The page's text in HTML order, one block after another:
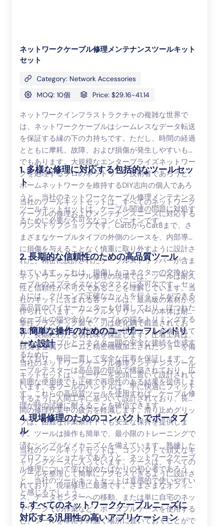
ネットワークケーブル修理メンテナンスツールキット
セット
Category: Network Accessories
MOQ: 10個
Price: $29.16-41.14
ネットワークインフラストラクチャの複雑な世界で
は、ネットワークケーブルはシームレスなデータ転送
を保証する縁の下の力持ちです。ただし、時間の経過
とともに摩耗、故障、および損傷が発生しやすいもの
でもあります。大規模なエンタープライズネットワー
クを処理するプロのネットワーク技術者であろうと、
ホームネットワークを維持するDIY志向の個人であろ
うと、当社のネットワークケーブル修理メンテナンス
ツールキットセットは、ケーブル関連の問題に対処す
るために必要な不可欠なコンパニオンです。
1. 多様な修理に対応する包括的なツールセッ
ト
当社のツールキットセットは、すべてのネットワーク
ケーブルの修理およびメンテナンスニーズに対応する
ワンストップショップです。Cat5からCat8まで、さ
まざまなケーブルタイプの外側のシースを、内部導体
に損傷を与えることなく慎重に取り外すように設計さ
れた、精密に設計されたケーブルストリッパーが含ま
れています。これは、損傷したコネクターの交換やケ
ーブルのスプライスなどのタスクに不可欠です。セッ
トには、クリーンで正確なカットを行うことができる
高品質のワイヤーカッターも付属しており、ほつれた
ケーブルの端や余分なケーブルの端をトリミングする
際に不可欠です。信頼性の高い圧着ツールが含まれて
おり、ケーブルとコネクター間の安全な接続を作成す
るために
2. 長期的な信頼性のための高品質ツール
ネットワークケーブル修理の現場では、ツールは耐久
性と信頼性が不可欠であることを理解しています。当
社のキットに含まれる各ツールは、最高級の素材から
作られています。ケーブルストリッパーの本体は耐衝
撃性プラスチック製で、刃は硬化鋼で鍛造されてお
り、長期にわたる切れ味を保証します。圧着工具は、
頑丈な金属フレームと精密機械加工されたジョーを備
えており、毎回一貫して安全な圧着を保証します。ケ
ーブルテスターは高品質の部品で構築されており、広
範囲な使用後でも正確で再現性のある結果を提供しま
す。これらの高品質ツールを使用すれば、ケーブル修
理が時の試練に耐えることを確信できます。
3. 簡単な操作のためのユーザーフレンドリ
ーな設計
当社のネットワークケーブル修理メンテナンスツール
キットセットは、ユーザーを念頭に置いて設計されて
います。各ツールのハンドルは、手に快適にフィット
するように人間工学に基づいて設計されており、長時
間の修理作業中の疲労を軽減します。滑り止めグリッ
プは、困難な作業条件下でも安全な保持を提供しま
す。ツールは操作も簡単で、最小限のトレーニングで
済むシンプルなメカニズムを備えています。熟練した
プロフェッショナルであろうと、ネットワークケーブ
ル修理について学び始めたばかりの初心者であろう
と、当社のツールキットセットは直感的で使いやすい
と感じるでしょう。
4. 現場修理のためのコンパクトでポータブ
ル
当社のツールキットセットは、コンパクトで頑丈なキ
ャリングケースに入っています。ケースは、すべての
ツールを整理して簡単にアクセスできるように設計さ
れており、現場修理に最適です。さまざまなオフィ
ス、データセンターへの移動、または単に自宅のネッ
トワークでの作業など、ポータブルケースを使用する
と、ツールを常に手の届く場所に置いておくことがで
5. すべてのネットワークケーブルニーズに
対応する汎用性の高いアプリケーション